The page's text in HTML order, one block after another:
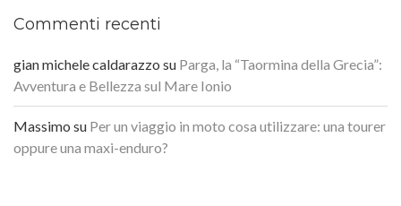
Commenti recenti
gian michele caldarazzo su Parga, la “Taormina della Grecia”:
Avventura e Bellezza sul Mare Ionio
Massimo su Per un viaggio in moto cosa utilizzare: una tourer
oppure una maxi-enduro?